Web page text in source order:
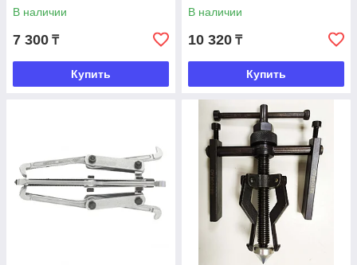
В наличии
7 300 ₸
Купить
В наличии
10 320 ₸
Купить